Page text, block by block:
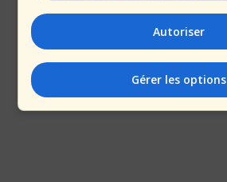
Autoriser
Gérer les options